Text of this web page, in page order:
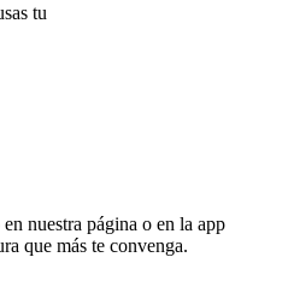
tu
nuestra página o en la app
que más te convenga.